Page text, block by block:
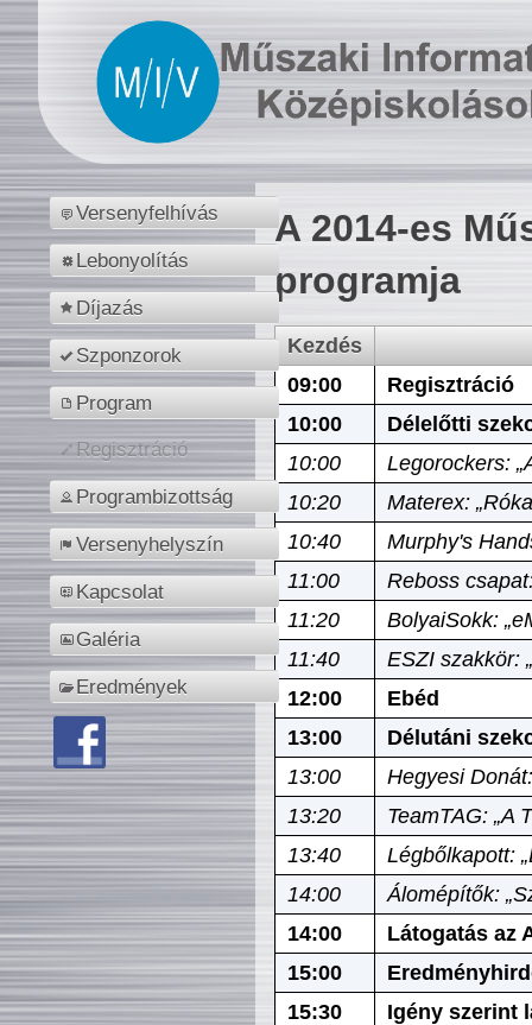
Versenyfelhívás
Lebonyolítás
Díjazás
Szponzorok
Program
Regisztráció
Programbizottság
Versenyhelyszín
Kapcsolat
Galéria
Eredmények
A 2014-es
programja
Kezdés
09:00
Regisztráció
10:00
Délelőtti
10:00
Legorockers:
10:20
Materex:
10:40
Murphy's
11:00
Reboss
11:20
BolyaiSokk:
11:40
ESZI szakkör:
12:00
Ebéd
13:00
Délutáni
13:00
Hegyesi
13:20
TeamTAG: „A
13:40
Légbőlkapott:
14:00
Álomépítők:
14:00
Látogatás az
15:00
15:30
Igény szerint